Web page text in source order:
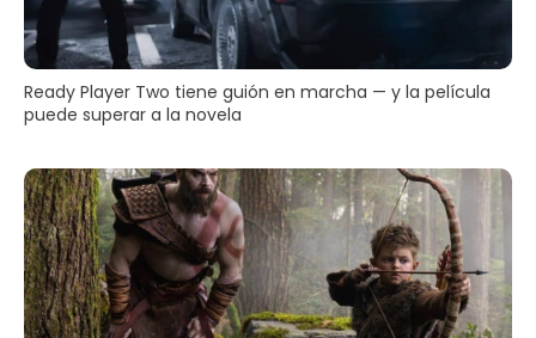
Ready Player Two tiene guión en marcha — y la película
puede superar a la novela